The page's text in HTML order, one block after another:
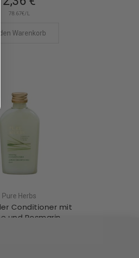
78.67€/L
den Warenkorb
Pure Herbs
Conditioner mit
und Rosmarin